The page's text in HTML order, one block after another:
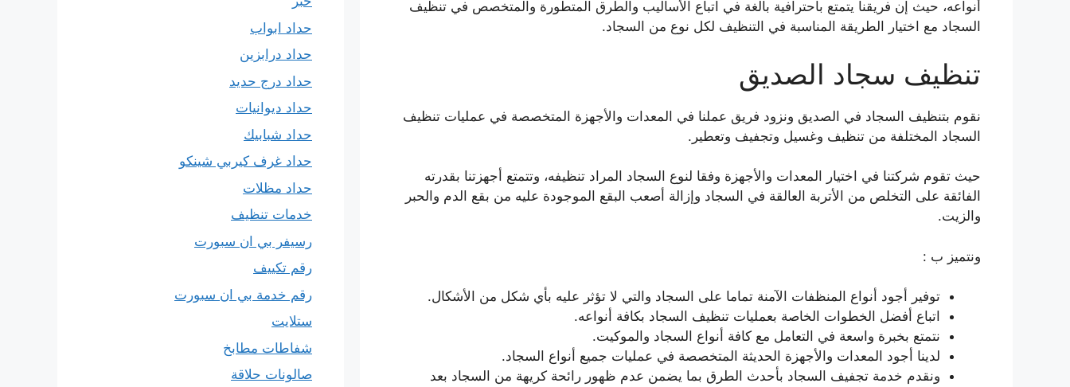
أنواعه، حيث إن فريقنا يتمتع باحترافية بالغة في اتباع الأساليب والطرق المتطورة والمتخصص في تنظيف
السجاد مع اختيار الطريقة المناسبة في التنظيف لكل نوع من السجاد.
تنظيف سجاد الصديق
نقوم بتنظيف السجاد في الصديق ونزود فريق عملنا في المعدات والأجهزة المتخصصة في عمليات تنظيف
السجاد المختلفة من تنظيف وغسيل وتجفيف وتعطير.
حيث تقوم شركتنا في اختيار المعدات والأجهزة وفقا لنوع السجاد المراد تنظيفه، وتتمتع أجهزتنا بقدرته
الفائقة على التخلص من الأتربة العالقة في السجاد وإزالة أصعب البقع الموجودة عليه من بقع الدم والحبر
والزيت.
ونتميز ب :
توفير أجود أنواع المنظفات الآمنة تماما على السجاد والتي لا تؤثر عليه بأي شكل من الأشكال.
اتباع أفضل الخطوات الخاصة بعمليات تنظيف السجاد بكافة أنواعه.
نتمتع بخبرة واسعة في التعامل مع كافة أنواع السجاد والموكيت.
لدينا أجود المعدات والأجهزة الحديثة المتخصصة في عمليات جميع أنواع السجاد.
ونقدم خدمة تجفيف السجاد بأحدث الطرق بما يضمن عدم ظهور رائحة كريهة من السجاد بعد
حداد ابواب
حداد درابزين
حداد درج حديد
حداد ديوانيات
حداد شبابيك
حداد غرف كيربي شينكو
حداد مظلات
خدمات تنظيف
رسيفر بي ان سبورت
رقم تكييف
رقم خدمة بي ان سبورت
ستلايت
شفاطات مطابخ
صالونات حلاقة